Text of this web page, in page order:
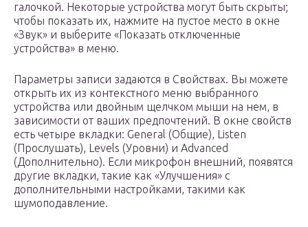
галочкой. Некоторые устройства могут быть скрыты;
чтобы показать их, нажмите на пустое место в окне
«Звук» и выберите «Показать отключенные
устройства» в меню.
Параметры записи задаются в Свойствах. Вы можете
открыть их из контекстного меню выбранного
устройства или двойным щелчком мыши на нем, в
зависимости от ваших предпочтений. В окне свойств
есть четыре вкладки: General (Общие), Listen
(Прослушать), Levels (Уровни) и Advanced
(Дополнительно). Если микрофон внешний, появятся
другие вкладки, такие как «Улучшения» с
дополнительными настройками, такими как
шумоподавление.